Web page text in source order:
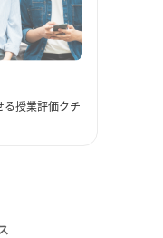
授業評価クチ